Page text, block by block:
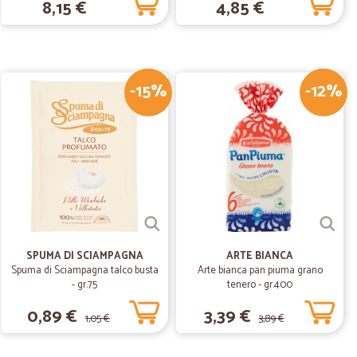
di biscotti frantumati sarebbe stato tutto perfetto.
05/06/2020
in tempi rapidissimi. Consigliatissimo.
26/02/2020
concordati
8,15 € 4,85 €
-15%
SPUMA DI SCIAMPAGNA
Spuma di Sciampagna talco busta
- gr.75
0,89 € 1,05 €
-12%
ARTE BIANCA
Arte bianca pan piuma grano
tenero - gr.400
3,39 € 3,89 €